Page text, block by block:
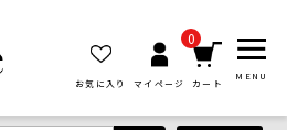
お気に入り マイページ
0
カート
MENU